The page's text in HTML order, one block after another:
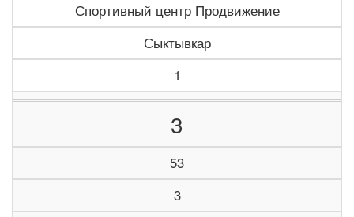
Спортивный центр Продвижение
Сыктывкар
1
3
53
3